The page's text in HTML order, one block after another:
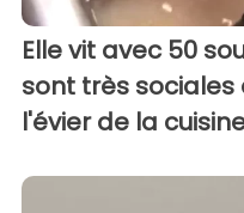
Elle vit avec 50
sont très
l'évier de la